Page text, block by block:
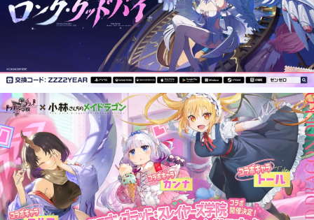
ピックアップ
電ファミのいま読まれている記事ランキング
アプリセール情報
インタビュー